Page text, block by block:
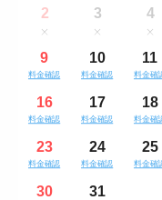
2 3 4
9
料金確認
10
料金確認
11
料金確
16
料金確認
17
料金確認
18
料金確
23
料金確認
24
料金確認
25
料金確
30 31